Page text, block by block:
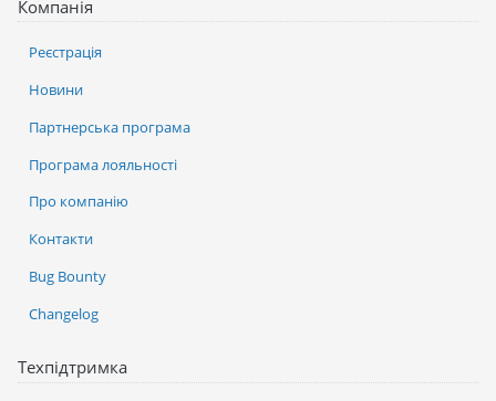
Компанія
Реєстрація
Новини
Партнерська програма
Програма лояльності
Про компанію
Контакти
Bug Bounty
Changelog
Техпідтримка